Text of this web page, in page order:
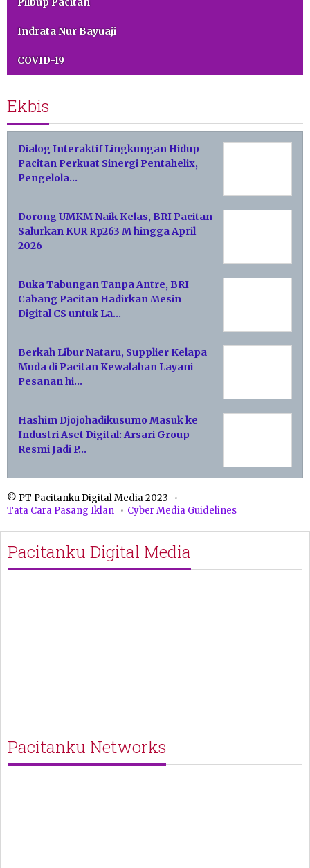
Indrata Nur Bayuaji
COVID-19
Ekbis
Dialog Interaktif Lingkungan Hidup
Pacitan Perkuat Sinergi Pentahelix,
Pengelola…
Dorong UMKM Naik Kelas, BRI Pacitan
Salurkan KUR Rp263 M hingga April
2026
Buka Tabungan Tanpa Antre, BRI
Cabang Pacitan Hadirkan Mesin
Digital CS untuk La…
Berkah Libur Nataru, Supplier Kelapa
Muda di Pacitan Kewalahan Layani
Pesanan hi…
Hashim Djojohadikusumo Masuk ke
Industri Aset Digital: Arsari Group
Resmi Jadi P…
© PT Pacitanku Digital Media 2023
Tata Cara Pasang Iklan
Cyber Media Guidelines
Pacitanku Digital Media
Pacitanku Networks